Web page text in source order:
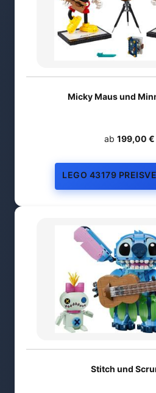
Micky Maus und
ab 199,00 €
LEGO 43179
Stitch und